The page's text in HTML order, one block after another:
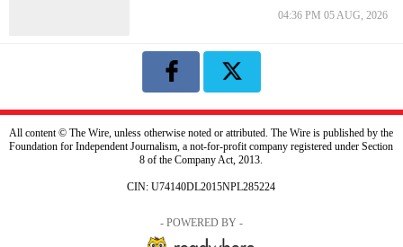
04:36 PM 05 AUG, 2026
All content © The Wire, unless otherwise noted or attributed. The Wire is published by the
Foundation for Independent Journalism, a not-for-profit company registered under Section
8 of the Company Act, 2013.
CIN: U74140DL2015NPL285224
- POWERED BY -